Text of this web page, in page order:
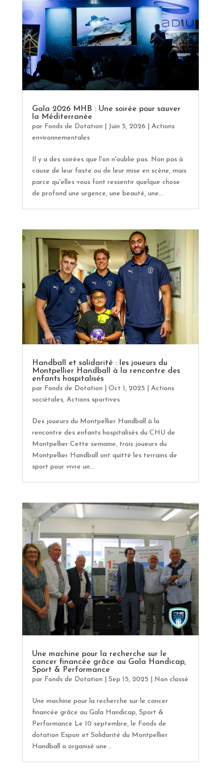
Gala 2026 MHB : Une soirée pour sauver
la Méditerranée
par Fonds de Dotation Juin 5, 2026
Actions
environnementales
Il y a des soirées que l'on n'oublie pas. Non pas à
cause de leur faste ou de leur mise en scène, mais
parce qu'elles vous font ressentir quelque chose
de profond une urgence, une beauté, une...
Handball et solidarité : les joueurs du
Montpellier Handball à la rencontre des
enfants hospitalisés
par Fonds de Dotation Oct 1, 2025
Actions
sociétales, Actions sportives
Des joueurs du Montpellier Handball à la
rencontre des enfants hospitalisés du CHU de
Montpellier Cette semaine, trois joueurs du
Montpellier Handball ont quitté les terrains de
sport pour vivre un...
Une machine pour la recherche sur le
cancer financée grâce au Gala Handicap,
Sport & Performance
par Fonds de Dotation Sep 15, 2025 Non classé
Une machine pour la recherche sur le cancer
financée grâce au Gala Handicap, Sport &
Performance Le 10 septembre, le Fonds de
dotation Espoir et Solidarité du Montpellier
Handball a organisé une...